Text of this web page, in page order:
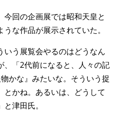
回の企画展では昭和天皇と
な作品が展示されていた。
う展覧会やるのはどうなん
、「2代前になると、人々の記
かな』みたいな。そういう捉
とかね。あるいは、どうして
津田氏。